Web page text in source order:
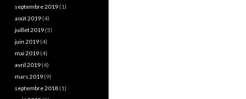
septembre 2019 (1)
août 2019 (4)
juillet 2019 (5)
juin 2019 (4)
mai 2019 (4)
avril 2019 (4)
mars 2019 (9)
septembre 2018 (1)